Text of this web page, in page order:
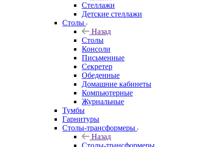
Стеллажи
Детские стеллажи
Столы
Назад
Столы
Консоли
Письменные
Секретер
Обеденные
Домашние кабинеты
Компьютерные
Журнальные
Тумбы
Гарнитуры
Столы-трансформеры
Назад
Столы-трансформеры